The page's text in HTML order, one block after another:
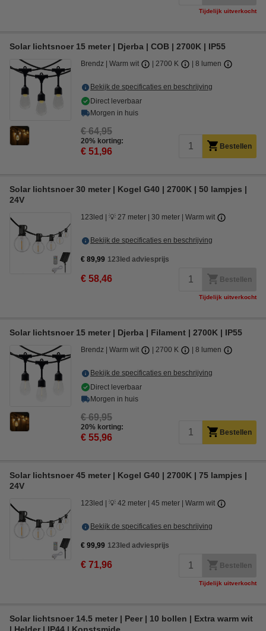
Tijdelijk uitverkocht
Solar lichtsnoer 15 meter | Djerba | COB | 2700K | IP55
Brendz Warm wit 2700 K 8 lumen
Bekijk de specificaties en beschrijving
Direct leverbaar
Morgen in huis
€ 64,95
20% korting:
€ 51,96 Bestellen
Solar lichtsnoer 30 meter | Kogel G40 | 2700K | 50 lampjes |
24V
123led 💡 27 meter 30 meter Warm wit
Bekijk de specificaties en beschrijving
€ 89,99 123led adviesprijs
€ 58,46 Bestellen
Tijdelijk uitverkocht
Solar lichtsnoer 15 meter | Djerba | Filament | 2700K | IP55
Brendz Warm wit 2700 K 8 lumen
Bekijk de specificaties en beschrijving
Direct leverbaar
Morgen in huis
€ 69,95
20% korting:
€ 55,96 Bestellen
Solar lichtsnoer 45 meter | Kogel G40 | 2700K | 75 lampjes |
24V
123led 💡 42 meter 45 meter Warm wit
Bekijk de specificaties en beschrijving
€ 99,99 123led adviesprijs
€ 71,96 Bestellen
Tijdelijk uitverkocht
Solar lichtsnoer 14.5 meter | Peer | 10 bollen | Extra warm wit